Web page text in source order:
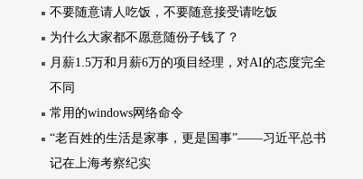
不要随意请人吃饭，不要随意接受请吃饭
为什么大家都不愿意随份子钱了？
月薪1.5万和月薪6万的项目经理，对AI的态度完全
不同
常用的windows网络命令
“老百姓的生活是家事，更是国事”——习近平总书
记在上海考察纪实